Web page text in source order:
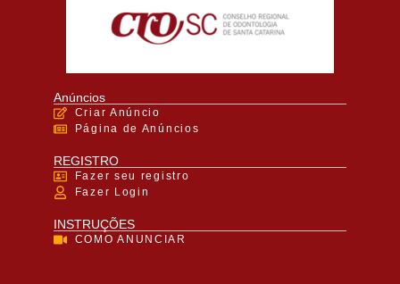
Anúncios
Criar Anúncio
Página de Anúncios
REGISTRO
Fazer seu registro
Fazer Login
INSTRUÇÕES
COMO ANUNCIAR